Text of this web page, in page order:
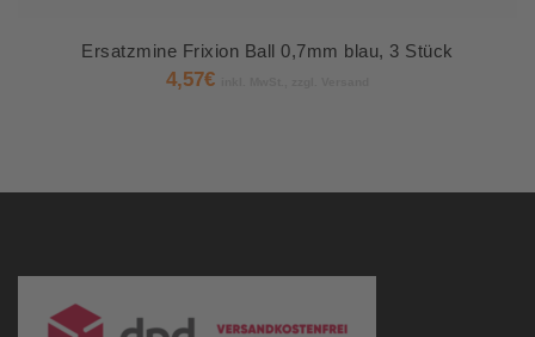
Ersatzmine Frixion Ball 0,7mm blau, 3 Stück
4,57€